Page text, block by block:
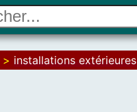
> installations extérieures